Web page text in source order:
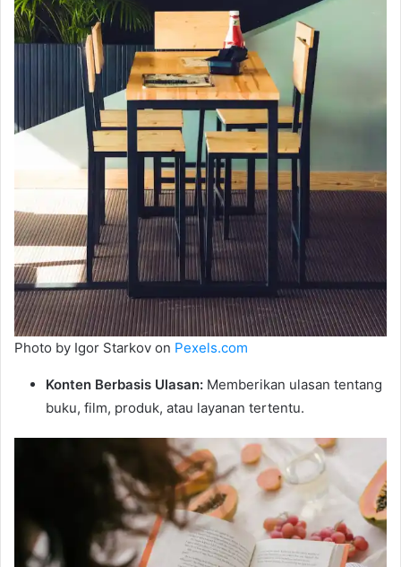
Photo by Igor Starkov on Pexels.com
Konten Berbasis Ulasan: Memberikan ulasan tentang
buku, film, produk, atau layanan tertentu.